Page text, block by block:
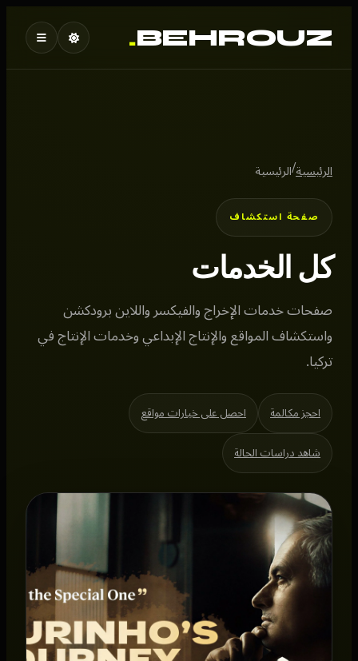
BEHROUZ
.
الرئيسية/الرئيسية
صفحة استكشاف
كل الخدمات
صفحات خدمات الإخراج والفيكسر واللاين برودكشن
واستكشاف المواقع والإنتاج الإبداعي وخدمات الإنتاج في
تركيا.
احجز مكالمة احصل على خيارات مواقع
شاهد دراسات الحالة